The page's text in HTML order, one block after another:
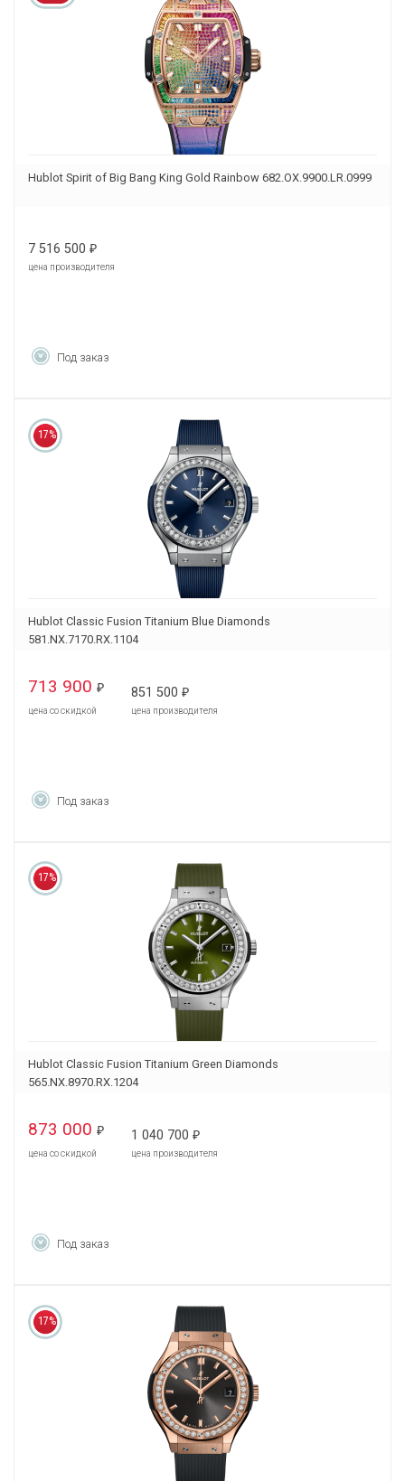
Hublot Spirit of Big Bang King Gold Rainbow 682.OX.9900.LR.0999
7 516 500 ₽
цена производителя
Под заказ
17%
Hublot Classic Fusion Titanium Blue Diamonds
581.NX.7170.RX.1104
713 900 ₽
цена со скидкой
851 500 ₽
цена производителя
Под заказ
17%
Hublot Classic Fusion Titanium Green Diamonds
565.NX.8970.RX.1204
873 000 ₽
цена со скидкой
1 040 700 ₽
цена производителя
Под заказ
17%